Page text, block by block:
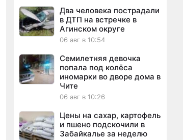
Два человека пострадали
в ДТП на встречке в
Агинском округе
06 авг в 10:54
Семилетняя девочка
попала под колёса
иномарки во дворе дома в
Чите
06 авг в 10:26
Цены на сахар, картофель
и пшено подскочили в
Забайкалье за неделю